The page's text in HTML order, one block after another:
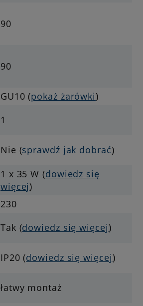
90
90
GU10 (pokaż żarówki)
1
Nie (sprawdź jak dobrać)
1 x 35 W (dowiedz się
więcej)
230
Tak (dowiedz się więcej)
IP20 (dowiedz się więcej)
łatwy montaż